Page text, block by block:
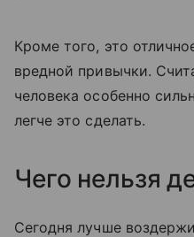
Кроме того, это
вредной привычки.
человека особенно
легче это сделать.
Чего нельзя
Сегодня лучше